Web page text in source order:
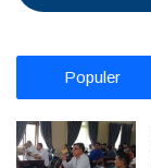
Populer